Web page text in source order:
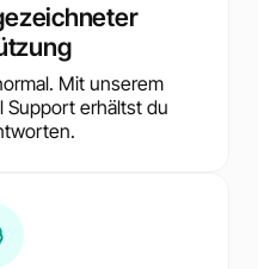
Mit unserem
Support erhältst du